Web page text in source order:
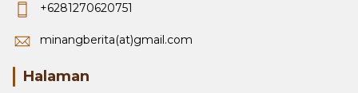
+6281270620751
minangberita(at)gmail.com
Halaman